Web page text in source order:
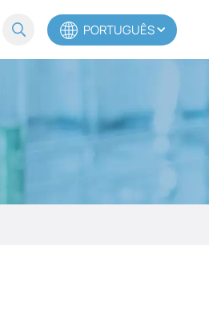
PORTUGUÊS
Español